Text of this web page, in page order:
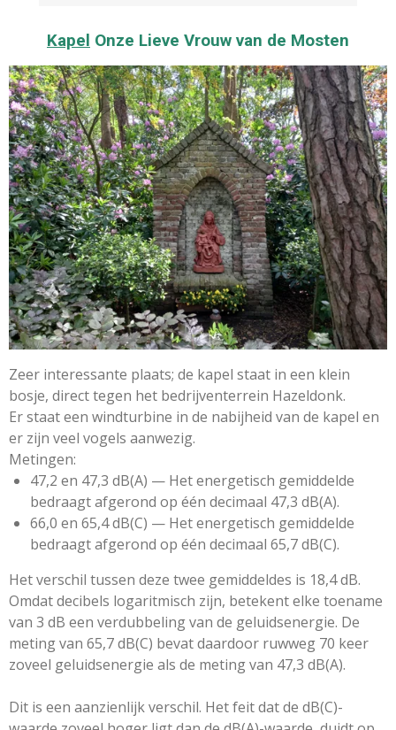
Kapel Onze Lieve Vrouw van de Mosten
Zeer interessante plaats; de kapel staat in een klein
bosje, direct tegen het bedrijventerrein Hazeldonk.
Er staat een windturbine in de nabijheid van de kapel en
er zijn veel vogels aanwezig.
Metingen:
47,2 en 47,3 dB(A) — Het energetisch gemiddelde
bedraagt afgerond op één decimaal 47,3 dB(A).
66,0 en 65,4 dB(C) — Het energetisch gemiddelde
bedraagt afgerond op één decimaal 65,7 dB(C).
Het verschil tussen deze twee gemiddeldes is 18,4 dB.
Omdat decibels logaritmisch zijn, betekent elke toename
van 3 dB een verdubbeling van de geluidsenergie. De
meting van 65,7 dB(C) bevat daardoor ruwweg 70 keer
zoveel geluidsenergie als de meting van 47,3 dB(A).
Dit is een aanzienlijk verschil. Het feit dat de dB(C)-